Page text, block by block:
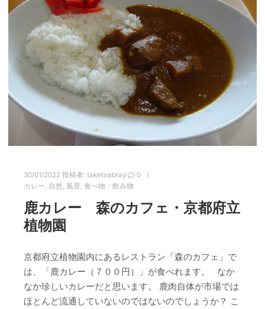
30/01/2022 投稿者: taketoabray
0
カレー, 自然, 風景, 食べ物・飲み物
鹿カレー 森のカフェ・京都府立
植物園
京都府立植物園内にあるレストラン「森のカフェ」で
は、「鹿カレー（７００円）」が食べれます。 なか
なか珍しいカレーだと思います。 鹿肉自体が市場では
ほとんど流通していないのではないのでしょうか？ こ